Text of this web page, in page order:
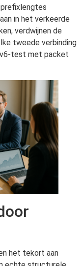
in het verkeerde
verdwijnen de
tweede verbinding
test met packet
het tekort aan